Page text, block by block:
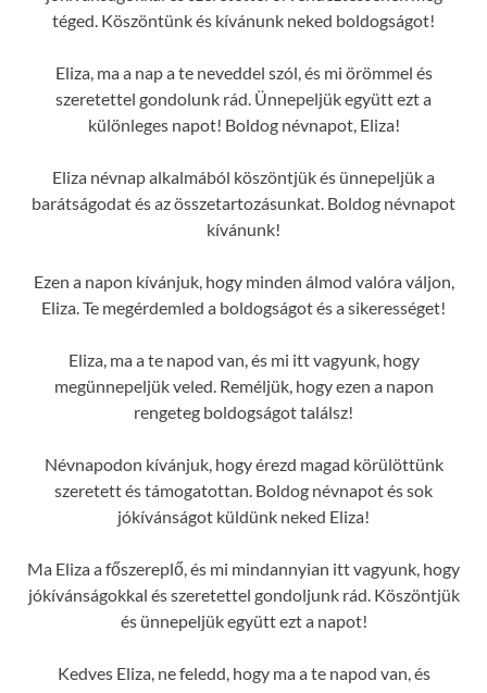
téged. Köszöntünk és kívánunk neked boldogságot!
Eliza, ma a nap a te neveddel szól, és mi örömmel és
szeretettel gondolunk rád. Ünnepeljük együtt ezt a
különleges napot! Boldog névnapot, Eliza!
Eliza névnap alkalmából köszöntjük és ünnepeljük a
barátságodat és az összetartozásunkat. Boldog névnapot
kívánunk!
Ezen a napon kívánjuk, hogy minden álmod valóra váljon,
Eliza. Te megérdemled a boldogságot és a sikerességet!
Eliza, ma a te napod van, és mi itt vagyunk, hogy
megünnepeljük veled. Reméljük, hogy ezen a napon
rengeteg boldogságot találsz!
Névnapodon kívánjuk, hogy érezd magad körülöttünk
szeretett és támogatottan. Boldog névnapot és sok
jókívánságot küldünk neked Eliza!
Ma Eliza a főszereplő, és mi mindannyian itt vagyunk, hogy
jókívánságokkal és szeretettel gondoljunk rád. Köszöntjük
és ünnepeljük együtt ezt a napot!
Kedves Eliza, ne feledd, hogy ma a te napod van, és